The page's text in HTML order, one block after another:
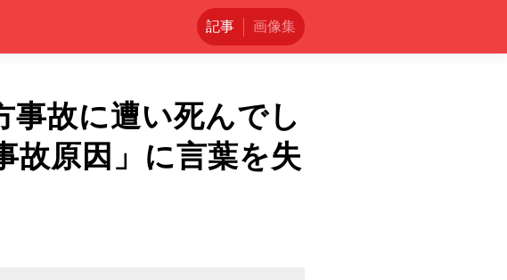
記事 画像集
事故に遭い死んでし
故原因」に言葉を失